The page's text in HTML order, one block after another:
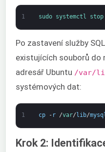
1 sudo systemctl stop
Po zastavení služby
existujících souborů do
adresář Ubuntu /var/
systémových dat:
1 cp - r /var/lib/
Krok 2: